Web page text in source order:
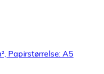
Papirstørrelse: A5